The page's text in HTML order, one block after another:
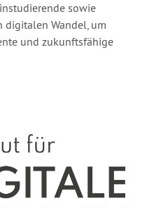
sowie
digitalen Wandel, um
und zukunftsfähige